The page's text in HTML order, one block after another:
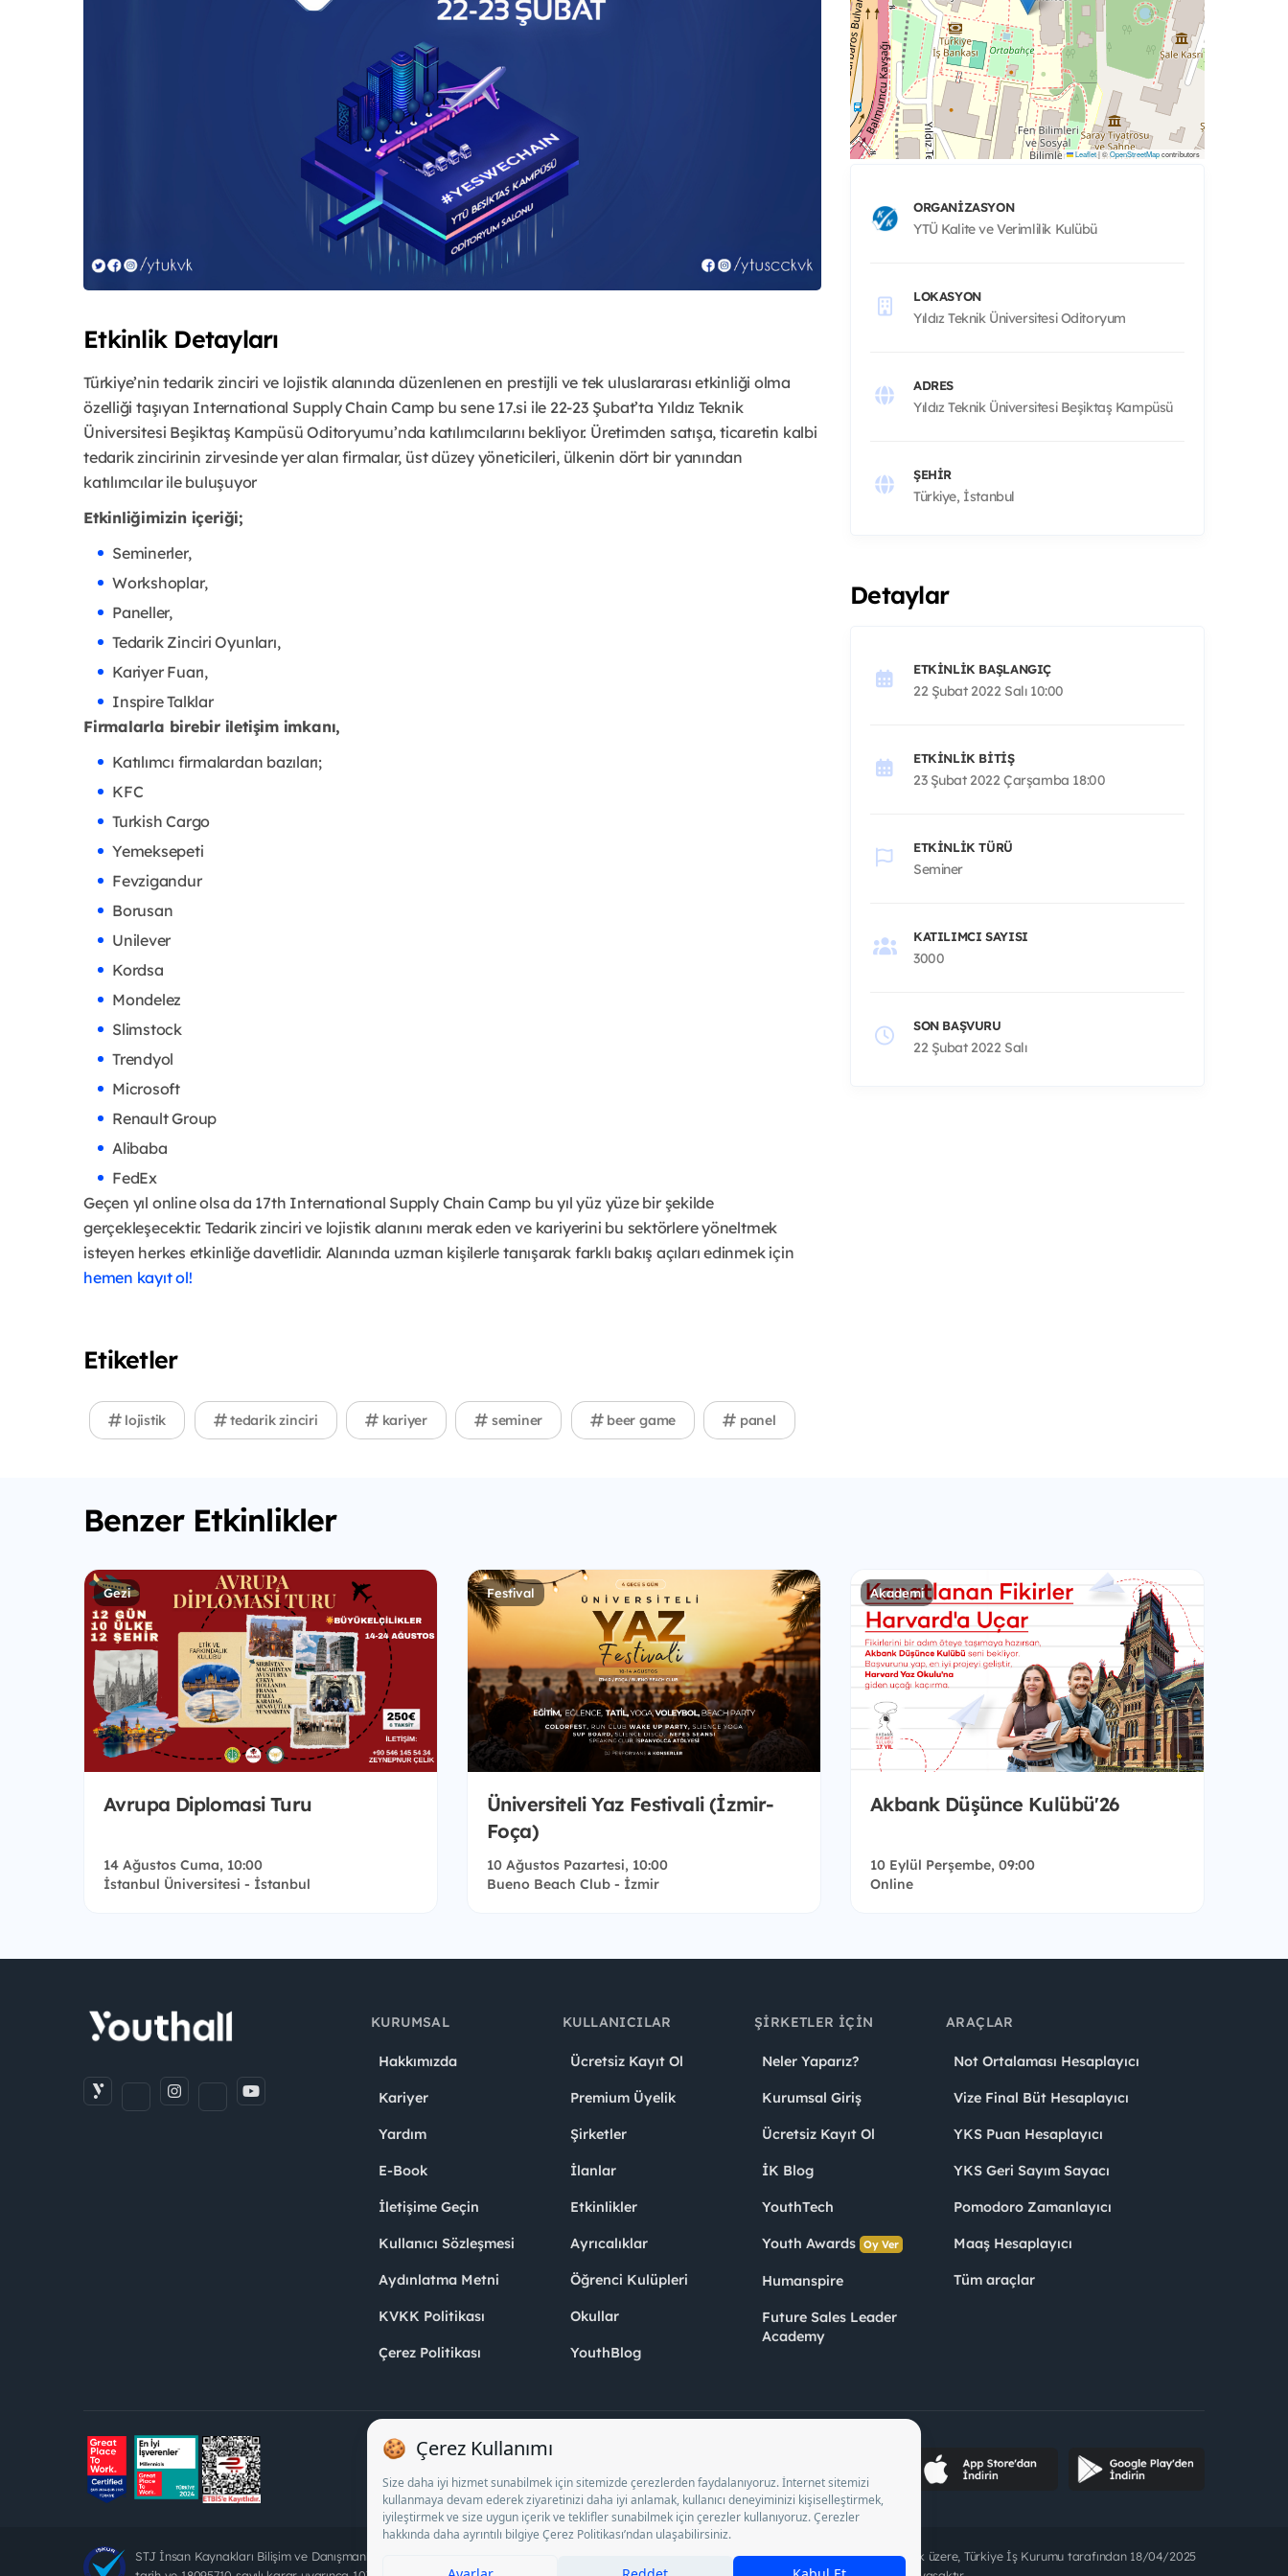
Etkinlik Detayları
Türkiye’nin tedarik zinciri ve lojistik alanında düzenlenen en prestijli ve tek uluslararası etkinliği olma
özelliği taşıyan International Supply Chain Camp bu sene 17.si ile 22-23 Şubat’ta Yıldız Teknik
Üniversitesi Beşiktaş Kampüsü Oditoryumu’nda katılımcılarını bekliyor. Üretimden satışa, ticaretin kalbi
tedarik zincirinin zirvesinde yer alan firmalar, üst düzey yöneticileri, ülkenin dört bir yanından
katılımcılar ile buluşuyor
Etkinliğimizin içeriği;
Seminerler,
Workshoplar,
Paneller,
Tedarik Zinciri Oyunları,
Kariyer Fuarı,
Inspire Talklar
Firmalarla birebir iletişim imkanı,
Katılımcı firmalardan bazıları;
KFC
Turkish Cargo
Yemeksepeti
Fevzigandur
Borusan
Unilever
Kordsa
Mondelez
Slimstock
Trendyol
Microsoft
Renault Group
Alibaba
FedEx
Geçen yıl online olsa da 17th International Supply Chain Camp bu yıl yüz yüze bir şekilde
gerçekleşecektir. Tedarik zinciri ve lojistik alanını merak eden ve kariyerini bu sektörlere yöneltmek
isteyen herkes etkinliğe davetlidir. Alanında uzman kişilerle tanışarak farklı bakış açıları edinmek için
hemen kayıt ol!
Etiketler
lojistik tedarik zinciri kariyer seminer beer game panel
Leaflet|©OpenStreetMapcontributors
ORGANIZASYON
YTÜ Kalite ve Verimlilik Kulübü
LOKASYON
Yıldız Teknik Üniversitesi Oditoryum
ADRES
Yıldız Teknik Üniversitesi Beşiktaş Kampüsü
ŞEHIR
Türkiye, İstanbul
Detaylar
ETKINLIK BAŞLANGIÇ
22 Şubat 2022 Salı 10:00
ETKINLIK BITIŞ
23 Şubat 2022 Çarşamba 18:00
ETKINLIK TÜRÜ
Seminer
KATILIMCI SAYISI
3000
SON BAŞVURU
22 Şubat 2022 Salı
Benzer Etkinlikler
Gezi
Avrupa Diplomasi Turu
14 Ağustos Cuma, 10:00
İstanbul Üniversitesi - İstanbul
Festival
Üniversiteli Yaz Festivali (İzmir-
Foça)
10 Ağustos Pazartesi, 10:00
Bueno Beach Club - İzmir
Akademi
Akbank Düşünce Kulübü'26
10 Eylül Perşembe, 09:00
Online
KURUMSAL
Hakkımızda
Kariyer
Yardım
E-Book
İletişime Geçin
Kullanıcı Sözleşmesi
Aydınlatma Metni
KVKK Politikası
Çerez Politikası
KULLANICILAR
Ücretsiz Kayıt Ol
Premium Üyelik
Şirketler
İlanlar
Etkinlikler
Ayrıcalıklar
Öğrenci Kulüpleri
Okullar
YouthBlog
ŞIRKETLER İÇIN
Neler Yaparız?
Kurumsal Giriş
Ücretsiz Kayıt Ol
İK Blog
YouthTech
Youth Awards Oy Ver
Humanspire
Future Sales Leader
Academy
ARAÇLAR
Not Ortalaması Hesaplayıcı
Vize Final Büt Hesaplayıcı
YKS Puan Hesaplayıcı
YKS Geri Sayım Sayacı
Pomodoro Zamanlayıcı
Maaş Hesaplayıcı
Tüm araçlar
STJ İnsan Kaynakları Bilişim ve Danışmanlık A.Ş. Özel İstihdam Bürosu Olarak 13/05/2025 - 12/05/2028 tarihleri arasında faaliyette bulunmak üzere, Türkiye İş Kurumu tarafından 18/04/2025